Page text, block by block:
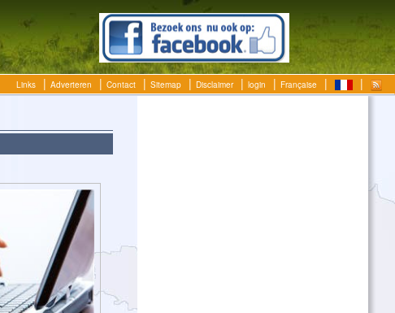
Links Adverteren Contact Sitemap Disclaimer login Française